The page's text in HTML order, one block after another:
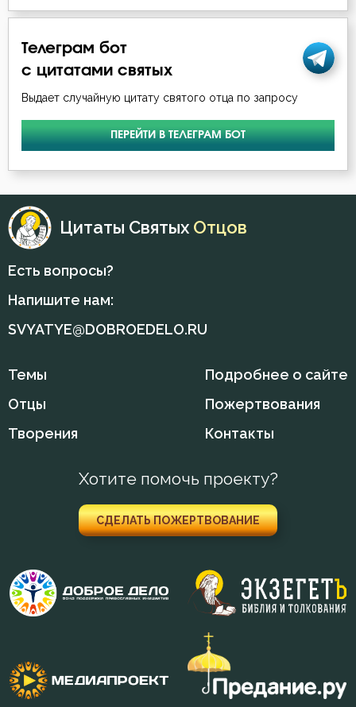
Ересь
Жизнь
Жизнь вечная
Забота
Зависть
Заповеди
Зло
Любовь Божия
Месть
Мир
Телеграм бот
с цитатами святых
Выдает случайную цитату святого отца по запросу
ПЕРЕЙТИ В ТЕЛЕГРАМ БОТ
Цитаты Святых Отцов
Есть вопросы?
Напишите нам:
SVYATYE@DOBROEDELO.RU
Темы
Отцы
Творения
Подробнее о сайте
Пожертвования
Контакты
Хотите помочь проекту?
СДЕЛАТЬ ПОЖЕРТВОВАНИЕ